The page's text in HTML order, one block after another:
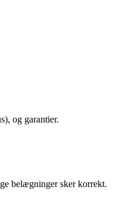
og garantier.
belægninger sker korrekt.